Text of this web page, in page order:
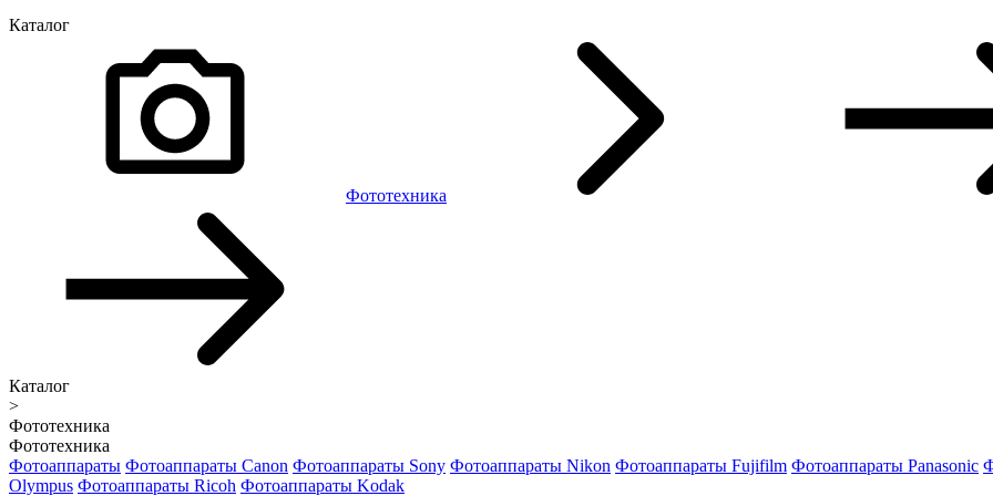
Каталог
Фототехника
Каталог
>
Фототехника
Фототехника
Фотоаппараты Фотоаппараты Canon Фотоаппараты Sony Фотоаппараты Nikon Фотоаппараты Fujifilm Фотоаппараты Panasonic
Olympus Фотоаппараты Ricoh Фотоаппараты Kodak